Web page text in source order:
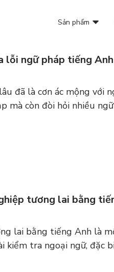
Sản phẩm
lỗi ngữ pháp tiếng
đã là cơn ác mộng với
mà còn đòi hỏi nhiều
tương lai bằng
lai bằng tiếng Anh là
kiểm tra ngoại ngữ, đặc